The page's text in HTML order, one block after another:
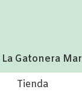
La Gatonera
Tienda